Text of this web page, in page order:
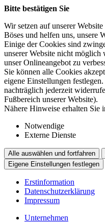
Bitte bestätigen Sie
Wir setzen auf unserer
Böses und helfen uns, unsere
Einige der Cookies sind
unserer Website nicht möglich
unser Onlineangebot zu
Sie können alle Cookies
eigene Einstellungen
nachträglich jederzeit
Fußbereich unserer Website).
Nähere Hinweise erhalten Sie
Notwendige
Externe Dienste
Alle auswählen und fortfahren
Eigene Einstellungen festlegen
Erstinformation
Datenschutzerklärung
Impressum
Unternehmen